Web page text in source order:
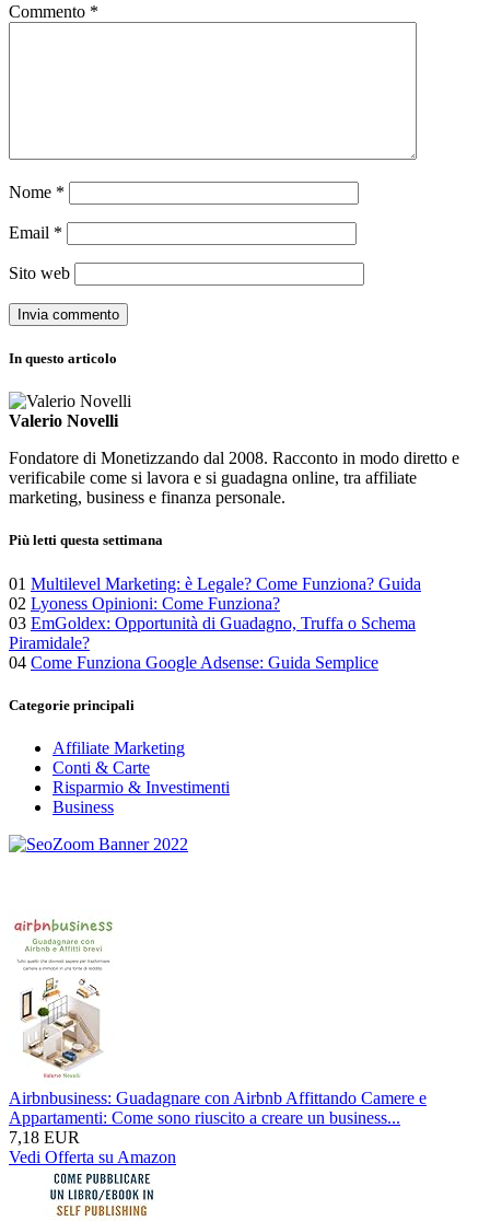
Commento *
Nome *
Email *
Sito web
In questo articolo
Valerio Novelli
Fondatore di Monetizzando dal 2008. Racconto in modo diretto e
verificabile come si lavora e si guadagna online, tra affiliate
marketing, business e finanza personale.
Più letti questa settimana
01 Multilevel Marketing: è Legale? Come Funziona? Guida
02 Lyoness Opinioni: Come Funziona?
03 EmGoldex: Opportunità di Guadagno, Truffa o Schema
Piramidale?
04 Come Funziona Google Adsense: Guida Semplice
Categorie principali
Affiliate Marketing
Conti & Carte
Risparmio & Investimenti
Business
Airbnbusiness: Guadagnare con Airbnb Affittando Camere e
Appartamenti: Come sono riuscito a creare un business...
7,18 EUR
Vedi Offerta su Amazon